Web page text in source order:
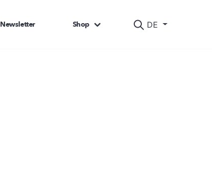
DE
Newsletter Shop